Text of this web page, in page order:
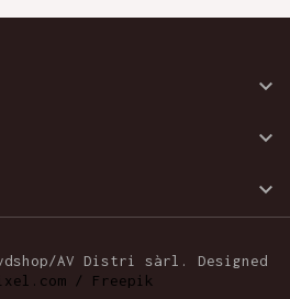



AV Distri sàrl. Designed
/ Freepik